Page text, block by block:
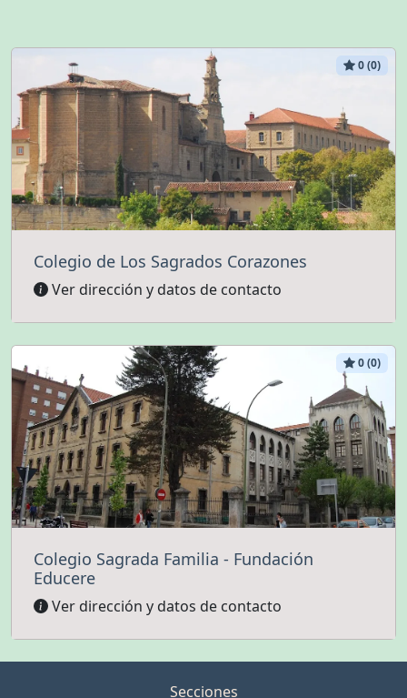
0 (0)
Colegio de Los Sagrados Corazones
Ver dirección y datos de contacto
0 (0)
Colegio Sagrada Familia - Fundación
Educere
Ver dirección y datos de contacto
Secciones